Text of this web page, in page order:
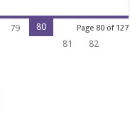
Page 80 of 127
79
80
81
82